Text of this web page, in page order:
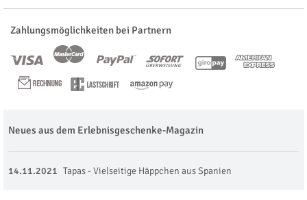
Zahlungsmöglichkeiten bei Partnern
Neues aus dem Erlebnisgeschenke-Magazin
14.11.2021 Tapas - Vielseitige Häppchen aus Spanien